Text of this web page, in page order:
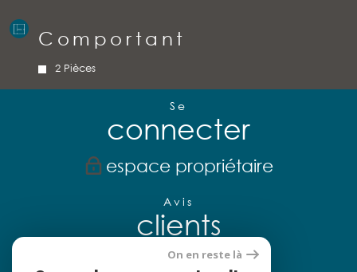
Comportant
2 Pièces
Se
connecter
espace propriétaire
Avis
clients
On en reste là